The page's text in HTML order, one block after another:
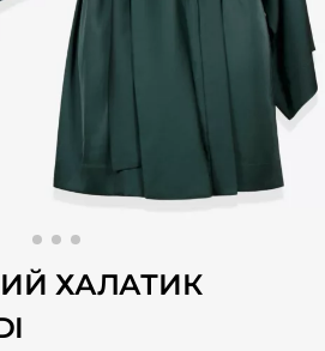
ХАЛАТИК